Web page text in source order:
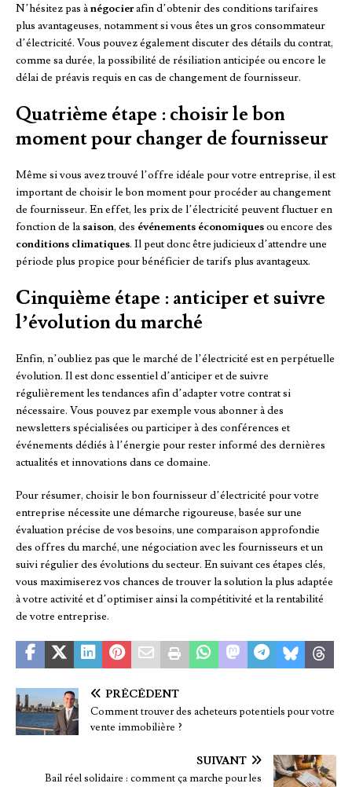
N’hésitez pas ànégocierafin d’obtenir des conditions tarifaires
plus avantageuses, notamment si vous êtes un gros consommateur
d’électricité. Vous pouvez également discuter des détails du contrat,
comme sa durée, la possibilité de résiliation anticipée ou encore le
délai de préavis requis en cas de changement de fournisseur.
Quatrième étape : choisir le bon
moment pour changer de fournisseur
Même si vous avez trouvé l’offre idéale pour votre entreprise, il est
important de choisir le bon moment pour procéder au changement
de fournisseur. En effet, les prix de l’électricité peuvent fluctuer en
fonction de la saison, des événements économiquesou encore des
conditions climatiques. Il peut donc être judicieux d’attendre une
période plus propice pour bénéficier de tarifs plus avantageux.
Cinquième étape : anticiper et suivre
l’évolution du marché
Enfin, n’oubliez pas que le marché de l’électricité est en perpétuelle
évolution. Il est donc essentiel d’anticiper et de suivre
régulièrement les tendances afin d’adapter votre contrat si
nécessaire. Vous pouvez par exemple vous abonner à des
newsletters spécialisées ou participer à des conférences et
événements dédiés à l’énergie pour rester informé des dernières
actualités et innovations dans ce domaine.
Pour résumer, choisir le bon fournisseur d’électricité pour votre
entreprise nécessite une démarche rigoureuse, basée sur une
évaluation précise de vos besoins, une comparaison approfondie
des offres du marché, une négociation avec les fournisseurs et un
suivi régulier des évolutions du secteur. En suivant ces étapes clés,
vous maximiserez vos chances de trouver la solution la plus adaptée
à votre activité et d’optimiser ainsi la compétitivité et la rentabilité
de votre entreprise.
PRÉCÉDENT
Comment trouver des acheteurs potentiels pour votre
vente immobilière ?
SUIVANT
Bail réel solidaire : comment ça marche pour les